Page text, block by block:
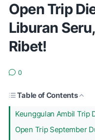
Open Trip
Liburan
Ribet!
0
Table of Contents
Keunggulan Ambil Trip
Open Trip September